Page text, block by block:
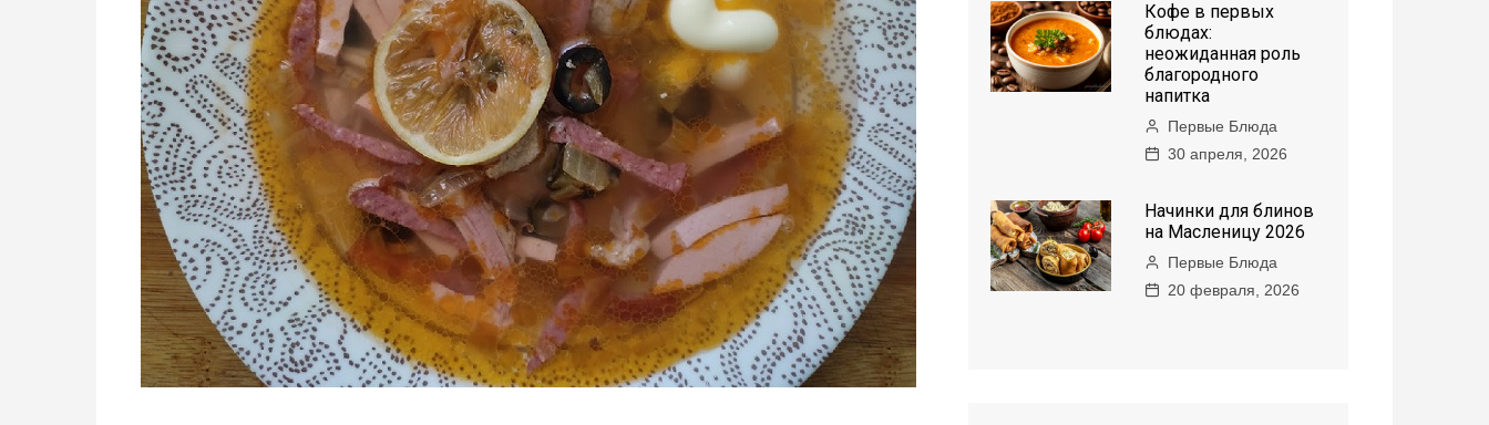
Кофе в первых
блюдах:
неожиданная роль
благородного
напитка
Первые Блюда
30 апреля, 2026
Начинки для блинов
на Масленицу 2026
Первые Блюда
20 февраля, 2026